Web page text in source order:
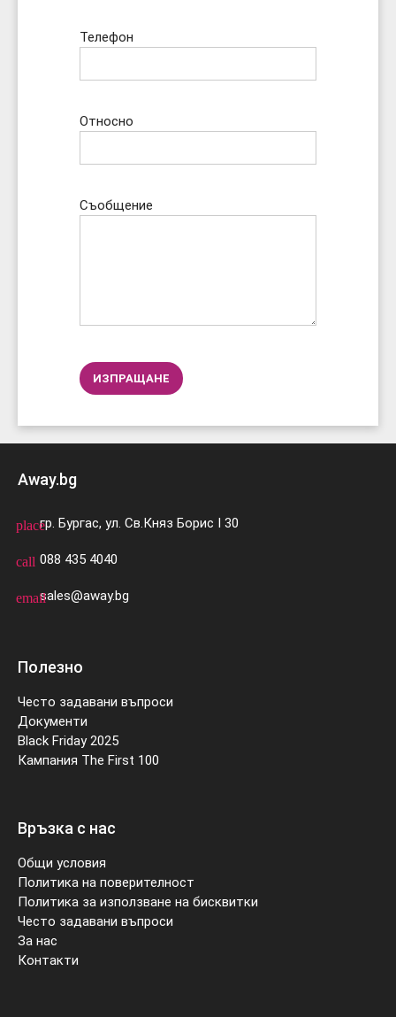
Телефон
Относно
Съобщение
Away.bg
placeгр. Бургас, ул. Св.Княз Борис I 30
call 088 435 4040
emailsales@away.bg
Полезно
Често задавани въпроси
Документи
Black Friday 2025
Кампания The First 100
Връзка с нас
Общи условия
Политика на поверителност
Политика за използване на бисквитки
Често задавани въпроси
За нас
Контакти